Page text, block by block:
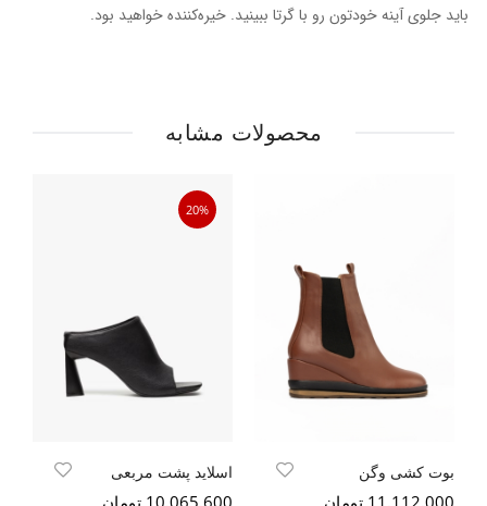
باید جلوی آینه خودتون رو با گرتا ببینید. خیره‌کننده خواهید بود.
محصولات مشابه
بوت کشی وگن
11,112,000 تومان
20%
اسلاید پشت مربعی
10,065,600 تومان